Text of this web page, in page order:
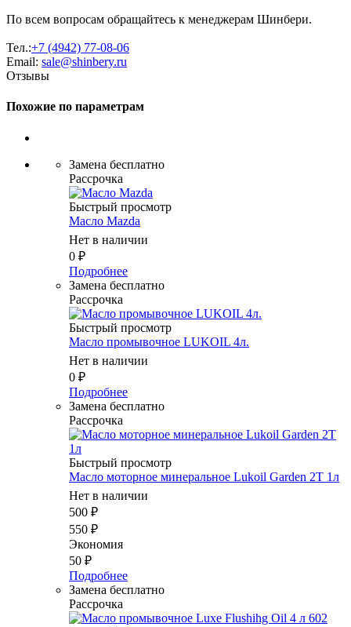
По всем вопросам обращайтесь к менеджерам Шинбери.
Тел.:+7 (4942) 77-08-06
Email: sale@shinbery.ru
Отзывы
Похожие по параметрам
Замена бесплатно
Рассрочка
Быстрый просмотр
Масло Mazda
Нет в наличии
0 ₽
Подробнее
Замена бесплатно
Рассрочка
Быстрый просмотр
Масло промывочное LUKOIL 4л.
Нет в наличии
0 ₽
Подробнее
Замена бесплатно
Рассрочка
Быстрый просмотр
Масло моторное минеральное Lukoil Garden 2T 1л
Нет в наличии
500 ₽
550 ₽
Экономия
50 ₽
Подробнее
Замена бесплатно
Рассрочка